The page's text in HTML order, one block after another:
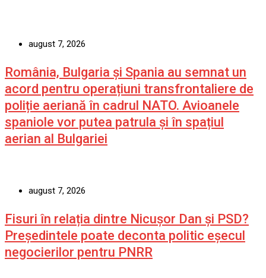
august 7, 2026
România, Bulgaria și Spania au semnat un
acord pentru operațiuni transfrontaliere de
poliție aeriană în cadrul NATO. Avioanele
spaniole vor putea patrula și în spațiul
aerian al Bulgariei
august 7, 2026
Fisuri în relația dintre Nicușor Dan și PSD?
Președintele poate deconta politic eșecul
negocierilor pentru PNRR